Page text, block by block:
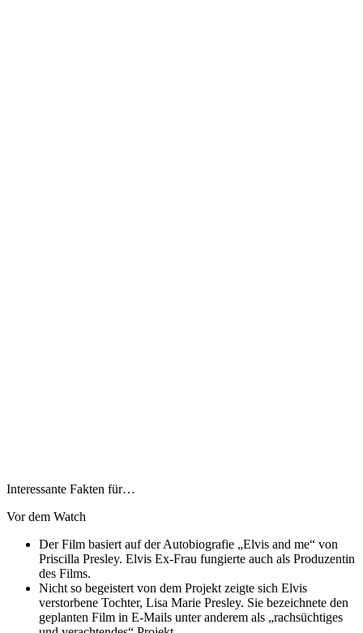
Interessante Fakten für…
Vor dem Watch
Der Film basiert auf der Autobiografie „Elvis and me“ von
Priscilla Presley. Elvis Ex-Frau fungierte auch als Produzentin
des Films.
Nicht so begeistert von dem Projekt zeigte sich Elvis
verstorbene Tochter, Lisa Marie Presley. Sie bezeichnete den
geplanten Film in E-Mails unter anderem als „rachsüchtiges